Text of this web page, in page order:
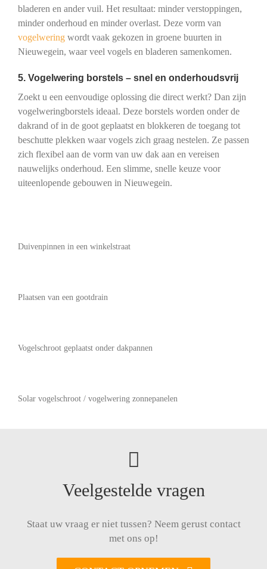
bladeren en ander vuil. Het resultaat: minder verstoppingen,
minder onderhoud en minder overlast. Deze vorm van
vogelweringwordt vaak gekozen in groene buurten in
Nieuwegein, waar veel vogels en bladeren samenkomen.
5. Vogelwering borstels – snel en onderhoudsvrij
Zoekt u een eenvoudige oplossing die direct werkt? Dan zijn
vogelweringborstels ideaal. Deze borstels worden onder de
dakrand of in de goot geplaatst en blokkeren de toegang tot
beschutte plekken waar vogels zich graag nestelen. Ze passen
zich flexibel aan de vorm van uw dak aan en vereisen
nauwelijks onderhoud. Een slimme, snelle keuze voor
uiteenlopende gebouwen in Nieuwegein.
Duivenpinnen in een winkelstraat
Plaatsen van een gootdrain
Vogelschroot geplaatst onder dakpannen
Solar vogelschroot / vogelwering zonnepanelen
Veelgestelde vragen
Staat uw vraag er niet tussen? Neem gerust contact
met ons op!